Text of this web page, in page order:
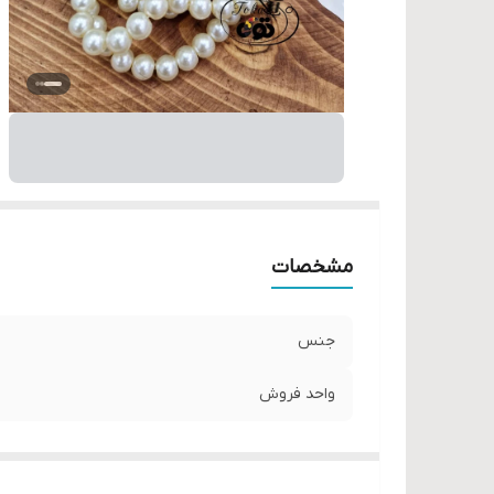
مشخصات
جنس
واحد فروش